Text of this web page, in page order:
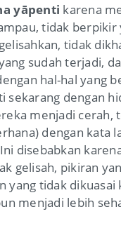
yāpenti karena
tidak berpikir
tidak
sudah terjadi,
hal-hal yang
sekarang dengan
menjadi cerah,
dengan kata
disebabkan
gelisah, pikiran
yang tidak dikuasai
menjadi lebih